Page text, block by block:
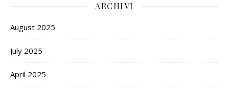
ARCHIVI
August 2025
July 2025
April 2025